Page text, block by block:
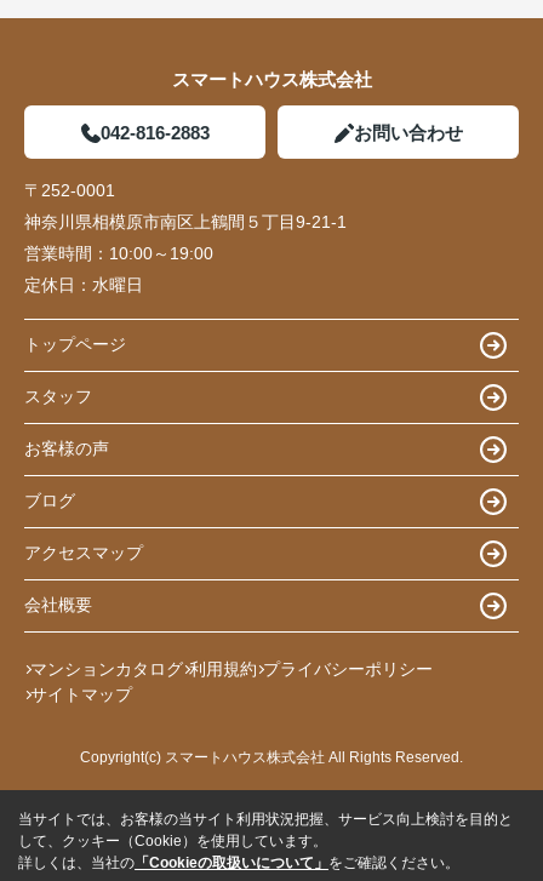
スマートハウス株式会社
042-816-2883 お問い合わせ
〒252-0001
神奈川県相模原市南区上鶴間５丁目9-21-1
営業時間： 10:00～19:00
定休日： 水曜日
トップページ
スタッフ
お客様の声
ブログ
アクセスマップ
会社概要
マンションカタログ 利用規約 プライバシーポリシー
サイトマップ
Copyright(c) スマートハウス株式会社 All Rights Reserved.
当サイトでは、お客様の当サイト利用状況把握、サービス向上検討を目的と
して、クッキー（Cookie）を使用しています。
詳しくは、当社の 「Cookieの取扱いについて」 をご確認ください。